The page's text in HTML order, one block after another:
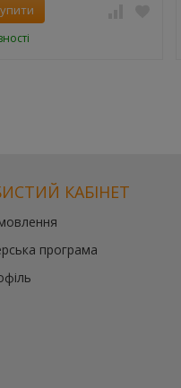
КАБІНЕТ
програма